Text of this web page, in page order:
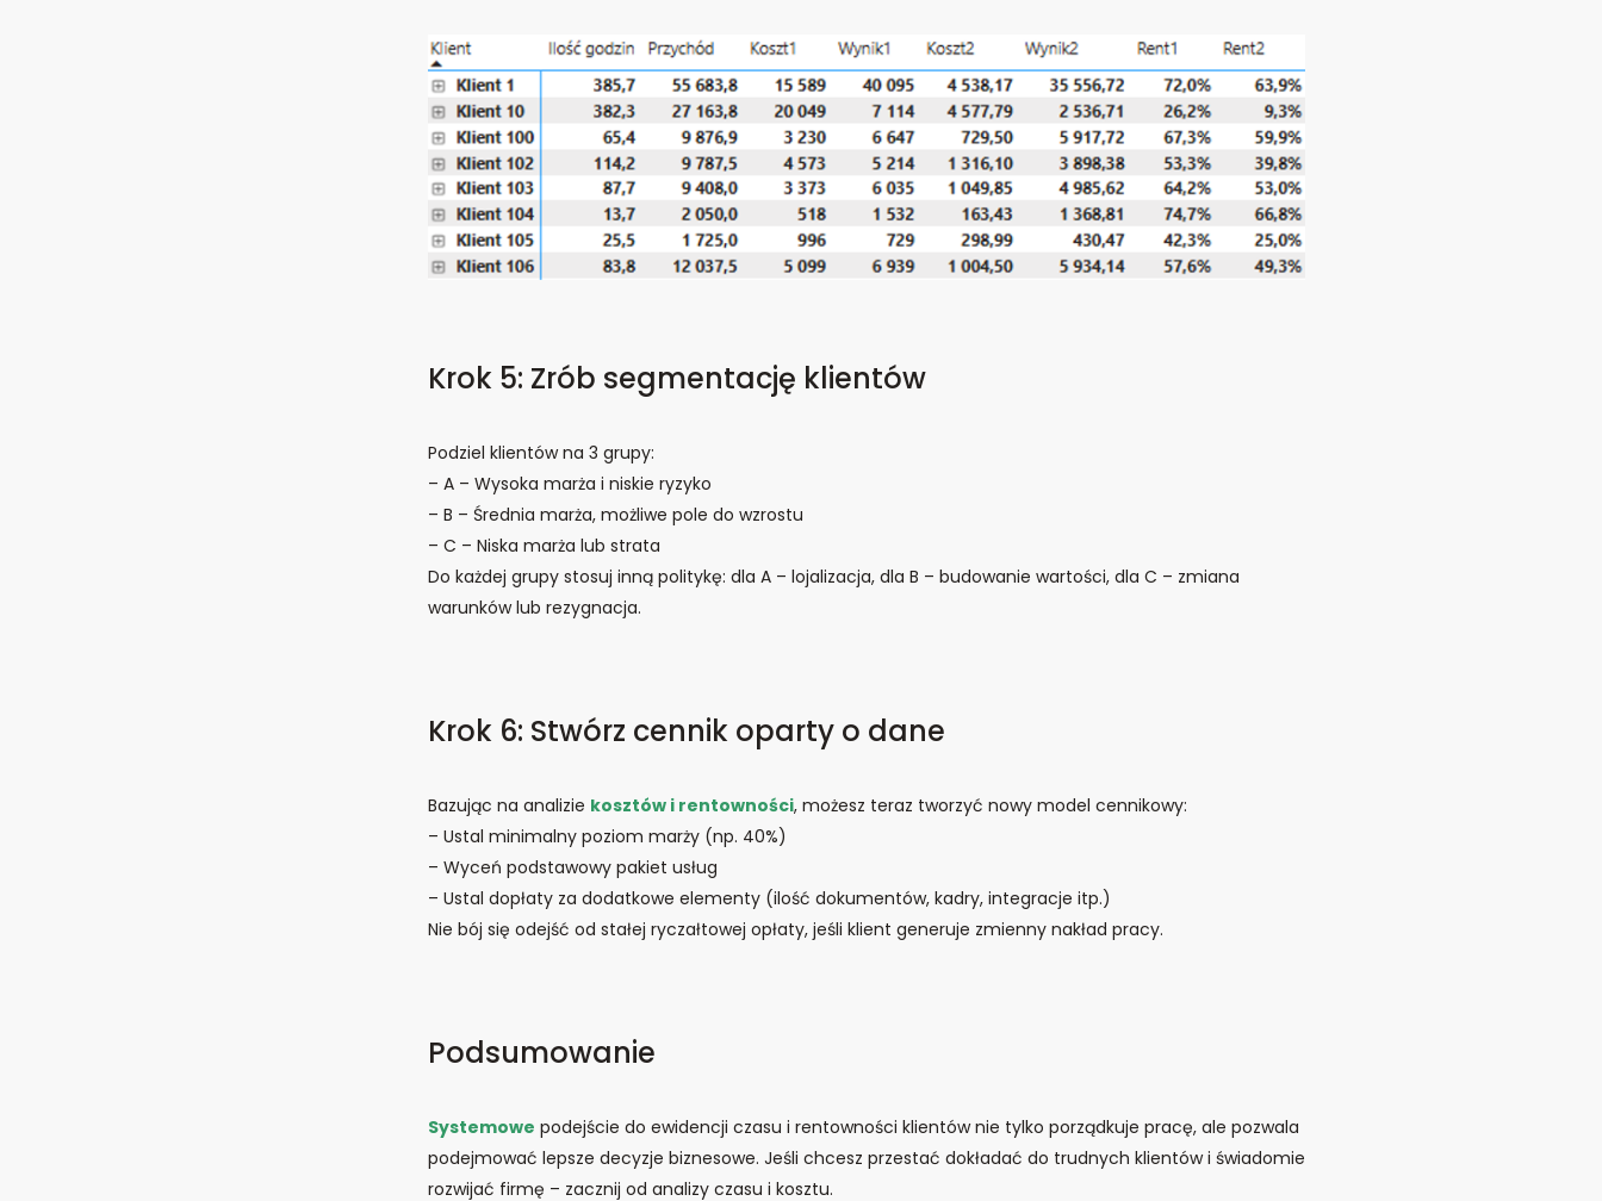
Krok 5: Zrób segmentację klientów
Podziel klientów na 3 grupy:
– A – Wysoka marża i niskie ryzyko
– B – Średnia marża, możliwe pole do wzrostu
– C – Niska marża lub strata
Do każdej grupy stosuj inną politykę: dla A – lojalizacja, dla B – budowanie wartości, dla C – zmiana
warunków lub rezygnacja.
Krok 6: Stwórz cennik oparty o dane
Bazując na analizie kosztów i rentowności, możesz teraz tworzyć nowy model cennikowy:
– Ustal minimalny poziom marży (np. 40%)
– Wyceń podstawowy pakiet usług
– Ustal dopłaty za dodatkowe elementy (ilość dokumentów, kadry, integracje itp.)
Nie bój się odejść od stałej ryczałtowej opłaty, jeśli klient generuje zmienny nakład pracy.
Podsumowanie
Systemowe podejście do ewidencji czasu i rentowności klientów nie tylko porządkuje pracę, ale pozwala
podejmować lepsze decyzje biznesowe. Jeśli chcesz przestać dokładać do trudnych klientów i świadomie
rozwijać firmę – zacznij od analizy czasu i kosztu.